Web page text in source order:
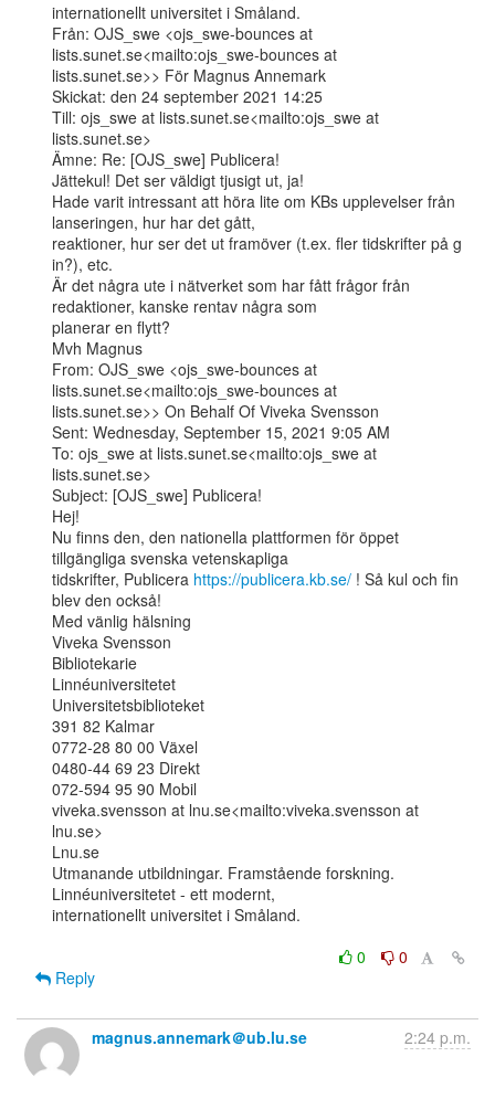
internationellt universitet i Småland.
Från: OJS_swe <ojs_swe-bounces at
lists.sunet.se<mailto:ojs_swe-bounces at
lists.sunet.se>> För Magnus Annemark
Skickat: den 24 september 2021 14:25
Till: ojs_swe at lists.sunet.se<mailto:ojs_swe at
lists.sunet.se>
Ämne: Re: [OJS_swe] Publicera!
Jättekul! Det ser väldigt tjusigt ut, ja!
Hade varit intressant att höra lite om KBs upplevelser från
lanseringen, hur har det gått,
reaktioner, hur ser det ut framöver (t.ex. fler tidskrifter på g
in?), etc.
Är det några ute i nätverket som har fått frågor från
redaktioner, kanske rentav några som
planerar en flytt?
Mvh Magnus
From: OJS_swe <ojs_swe-bounces at
lists.sunet.se<mailto:ojs_swe-bounces at
lists.sunet.se>> On Behalf Of Viveka Svensson
Sent: Wednesday, September 15, 2021 9:05 AM
To: ojs_swe at lists.sunet.se<mailto:ojs_swe at
lists.sunet.se>
Subject: [OJS_swe] Publicera!
Hej!
Nu finns den, den nationella plattformen för öppet
tillgängliga svenska vetenskapliga
tidskrifter, Publicera https://publicera.kb.se/ ! Så kul och fin
blev den också!
Med vänlig hälsning
Viveka Svensson
Bibliotekarie
Linnéuniversitetet
Universitetsbiblioteket
391 82 Kalmar
0772-28 80 00 Växel
0480-44 69 23 Direkt
072-594 95 90 Mobil
viveka.svensson at lnu.se<mailto:viveka.svensson at
lnu.se>
Lnu.se
Utmanande utbildningar. Framstående forskning.
Linnéuniversitetet - ett modernt,
internationellt universitet i Småland.
0
0
Reply
magnus.annemark＠ub.lu.se 2:24 p.m.